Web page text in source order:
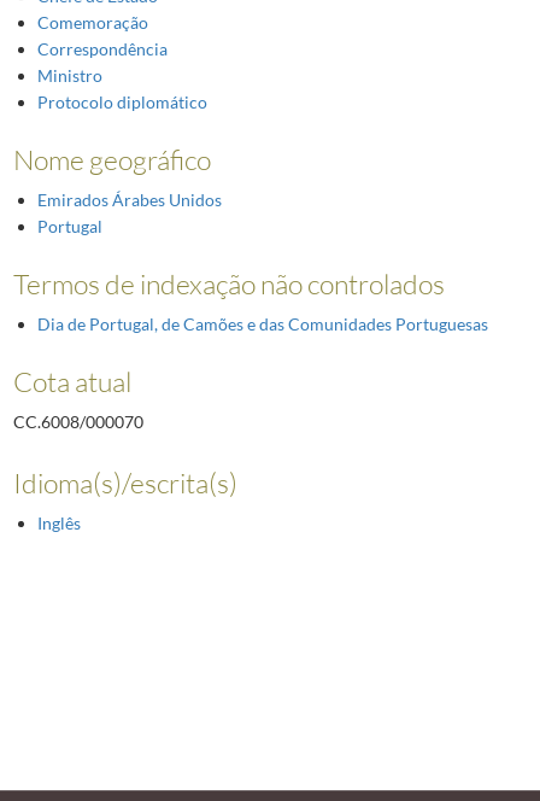
Comemoração
Correspondência
Ministro
Protocolo diplomático
Nome geográfico
Emirados Árabes Unidos
Portugal
Termos de indexação não controlados
Dia de Portugal, de Camões e das Comunidades Portuguesas
Cota atual
CC.6008/000070
Idioma(s)/escrita(s)
Inglês